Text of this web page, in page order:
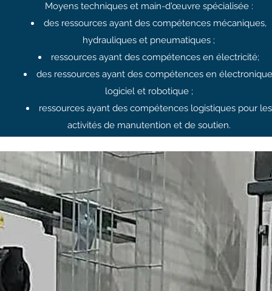
Moyens techniques et main-d'œuvre spécialisée :
des ressources ayant des compétences mécaniques,
hydrauliques et pneumatiques ;
ressources ayant des compétences en électricité;
des ressources ayant des compétences en
logiciel et robotique ;
ressources ayant des compétences logistiques pour les
activités de manutention et de soutien.